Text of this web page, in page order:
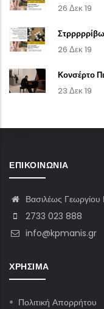
26 Δεκ 19
26 Δεκ 19
Κονσέρτο
23 Δεκ 19
ΕΠΙΚΟΙΝΩΝΊΑ
Βασιλέως
2733 023 888
info@kpmanis.gr
ΧΡΉΣΙΜΑ
Πολιτική Απορρήτου